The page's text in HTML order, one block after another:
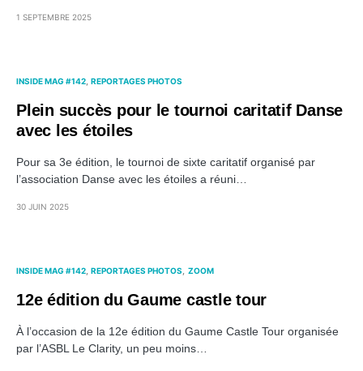
1 SEPTEMBRE 2025
INSIDE MAG #142 REPORTAGES PHOTOS
Plein succès pour le tournoi caritatif Danse
avec les étoiles
Pour sa 3e édition, le tournoi de sixte caritatif organisé par
l’association Danse avec les étoiles a réuni…
30 JUIN 2025
INSIDE MAG #142 REPORTAGES PHOTOS ZOOM
12e édition du Gaume castle tour
À l’occasion de la 12e édition du Gaume Castle Tour organisée
par l’ASBL Le Clarity, un peu moins…